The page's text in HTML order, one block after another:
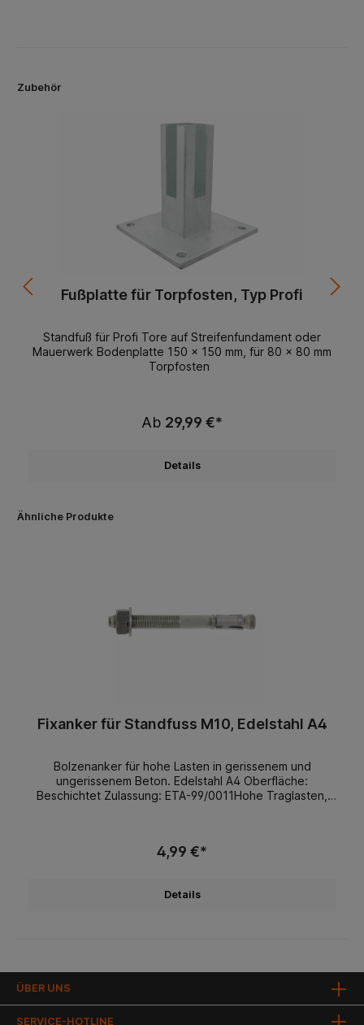
Zubehör
Fußplatte für Torpfosten, Typ Profi
Standfuß für Profi Tore auf Streifenfundament oder
Mauerwerk Bodenplatte 150 x 150 mm, für 80 x 80 mm
Torpfosten
Ab 29,99 €*
Details
Ähnliche Produkte
Fixanker für Standfuss M10, Edelstahl A4
Bolzenanker für hohe Lasten in gerissenem und
ungerissenem Beton. Edelstahl A4 Oberfläche:
Beschichtet Zulassung: ETA-99/0011Hohe Traglasten,
Dübel aus nicht rostendem Stahl A4
4,99 €*
Details
ÜBER UNS
SERVICE-HOTLINE